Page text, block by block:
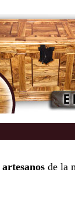
artesanosde la